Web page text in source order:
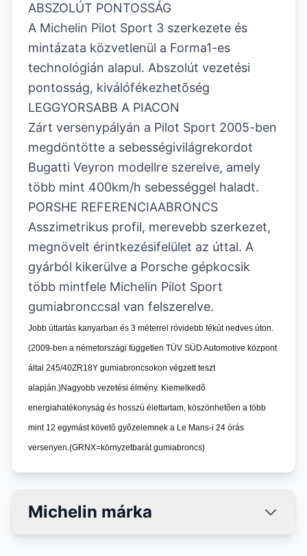
ABSZOLÚT PONTOSSÁG
A Michelin Pilot Sport 3 szerkezete és
mintázata közvetlenül a Forma1-es
technológián alapul. Abszolút vezetési
pontosság, kiválófékezhetõség
LEGGYORSABB A PIACON
Zárt versenypályán a Pilot Sport 2005-ben
megdöntötte a sebességivilágrekordot
Bugatti Veyron modellre szerelve, amely
több mint 400km/h sebességgel haladt.
PORSHE REFERENCIAABRONCS
Asszimetrikus profil, merevebb szerkezet,
megnövelt érintkezésifelület az úttal. A
gyárból kikerülve a Porsche gépkocsik
több mintfele Michelin Pilot Sport
gumiabronccsal van felszerelve.
Jobb úttartás kanyarban és 3 méterrel rövidebb fékút nedves úton.
(2009-ben a németországi független TÜV SÜD Automotive központ
által 245/40ZR18Y gumiabroncsokon végzett teszt
alapján.)Nagyobb vezetési élmény. Kiemelkedõ
energiahatékonyság és hosszú élettartam, köszönhetõen a több
mint 12 egymást követõ gyõzelemnek a Le Mans-i 24 órás
versenyen.(GRNX=környzetbarát gumiabroncs)
Michelin márka